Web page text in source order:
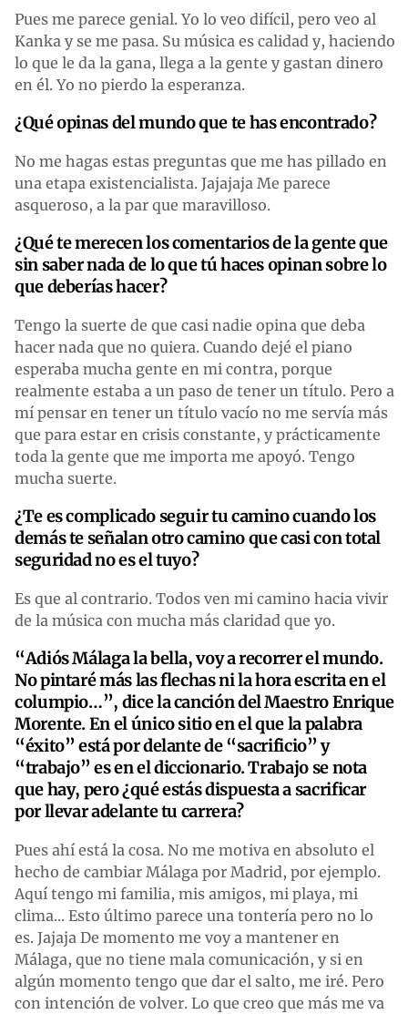
Pues me parece genial. Yo lo veo difícil, pero veo al
Kanka y se me pasa. Su música es calidad y, haciendo
lo que le da la gana, llega a la gente y gastan dinero
en él. Yo no pierdo la esperanza.
¿Qué opinas del mundo que te has encontrado?
No me hagas estas preguntas que me has pillado en
una etapa existencialista. Jajajaja Me parece
asqueroso, a la par que maravilloso.
¿Qué te merecen los comentarios de la gente que
sin saber nada de lo que tú haces opinan sobre lo
que deberías hacer?
Tengo la suerte de que casi nadie opina que deba
hacer nada que no quiera. Cuando dejé el piano
esperaba mucha gente en mi contra, porque
realmente estaba a un paso de tener un título. Pero a
mí pensar en tener un título vacío no me servía más
que para estar en crisis constante, y prácticamente
toda la gente que me importa me apoyó. Tengo
mucha suerte.
¿Te es complicado seguir tu camino cuando los
demás te señalan otro camino que casi con total
seguridad no es el tuyo?
Es que al contrario. Todos ven mi camino hacia vivir
de la música con mucha más claridad que yo.
“Adiós Málaga la bella, voy a recorrer el mundo.
No pintaré más las flechas ni la hora escrita en el
columpio…”, dice la canción del Maestro Enrique
Morente. En el único sitio en el que la palabra
“éxito” está por delante de “sacrificio” y
“trabajo” es en el diccionario. Trabajo se nota
que hay, pero ¿qué estás dispuesta a sacrificar
por llevar adelante tu carrera?
Pues ahí está la cosa. No me motiva en absoluto el
hecho de cambiar Málaga por Madrid, por ejemplo.
Aquí tengo mi familia, mis amigos, mi playa, mi
clima... Esto último parece una tontería pero no lo
es. Jajaja De momento me voy a mantener en
Málaga, que no tiene mala comunicación, y si en
algún momento tengo que dar el salto, me iré. Pero
con intención de volver. Lo que creo que más me va